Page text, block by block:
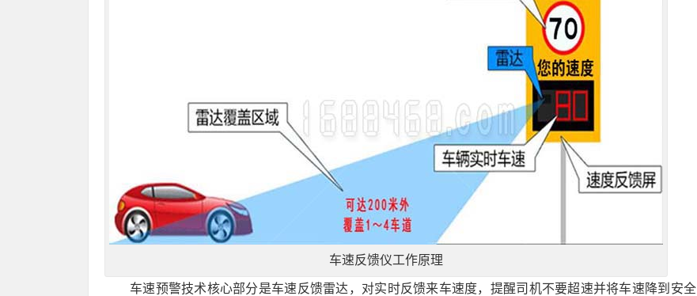
车速反馈仪工作原理
车速预警技术核心部分是车速反馈雷达，对实时反馈来车速度，提醒司机不要超速并将车速降到安全